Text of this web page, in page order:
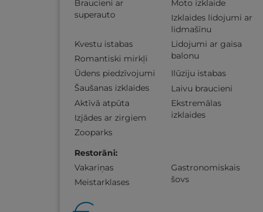
Braucieni ar
superauto
Moto izklaide
Izklaides lidojumi ar
lidmašīnu
Lidojumi ar gaisa
balonu
Kvestu istabas
Romantiski mirkļi
Ūdens piedzīvojumi
Ilūziju istabas
Šaušanas izklaides
Laivu braucieni
Ekstremālas
izklaides
Aktīvā atpūta
Izjādes ar zirgiem
Zooparks
Restorāni:
Vakariņas
Gastronomiskais
šovs
Meistarklases